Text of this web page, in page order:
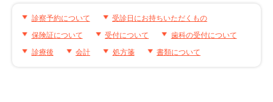
診察予約について
受診日にお持ちいただくもの
保険証について
受付について
歯科の受付について
診療後
会計 処方箋 書類について